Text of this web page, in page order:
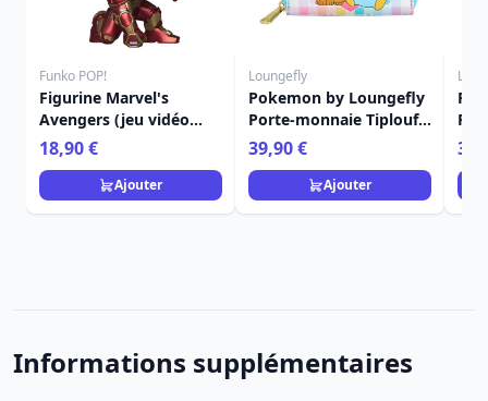
Funko POP!
Figurine Marvel's
Avengers (jeu vidéo
2020) POP! 626 Marvel
Vinyle Iron Man 9 cm
18,90 €
Ajouter
Loungefly
Pokemon by Loungefly
Porte-monnaie Tiplouf
et Evoli
39,90 €
Ajouter
Informations supplémentaires